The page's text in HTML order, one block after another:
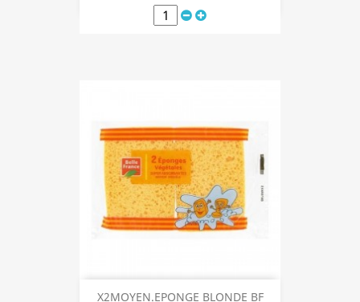
X2MOYEN.EPONGE BLONDE BF